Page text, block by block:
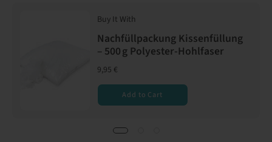
Buy It With
Nachfüllpackung Kissenfüllung
– 500 g Polyester-Hohlfaser
9,95 €
Add to Cart